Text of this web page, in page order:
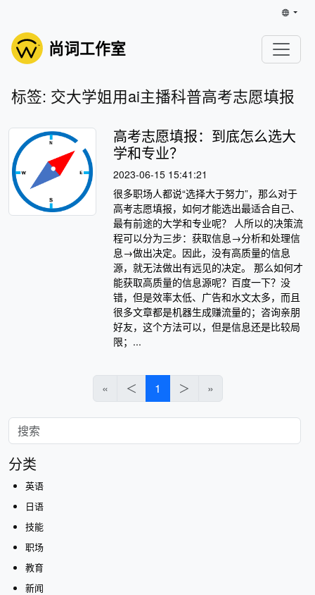
尚词工作室
标签: 交大学姐用ai主播科普高考志愿填报
高考志愿填报：到底怎么选大
学和专业？
2023-06-15 15:41:21
很多职场人都说“选择大于努力”，那么对于
高考志愿填报，如何才能选出最适合自己、
最有前途的大学和专业呢？ 人所以的决策流
程可以分为三步：获取信息→分析和处理信
息→做出决定。因此，没有高质量的信息
源，就无法做出有远见的决定。 那么如何才
能获取高质量的信息源呢？百度一下？没
错，但是效率太低、广告和水文太多，而且
很多文章都是机器生成赚流量的；咨询亲朋
好友，这个方法可以，但是信息还是比较局
限；...
« ＜ 1 ＞ »
分类
英语
日语
技能
职场
教育
新闻